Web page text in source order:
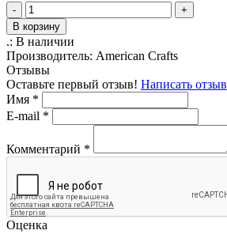
-
+
В корзину
.: В наличии
Производитель: American Crafts
Отзывы
Оставьте первый отзыв! Написать отзыв
Имя *
E-mail *
Комментарий *
Оценка